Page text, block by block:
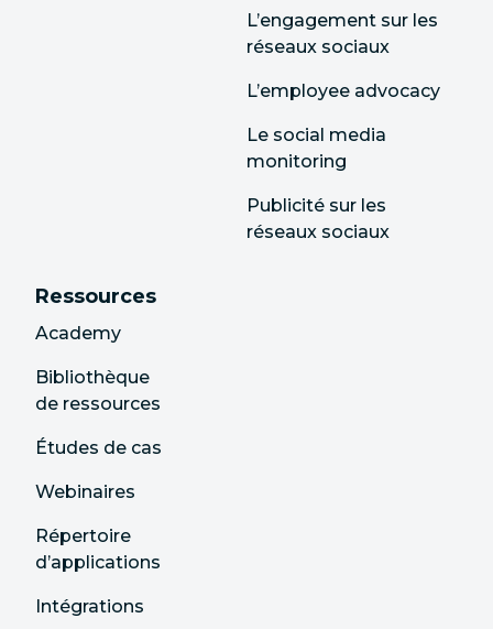
L’engagement sur les
réseaux sociaux
L’employee advocacy
Le social media
monitoring
Publicité sur les
réseaux sociaux
Ressources
Academy
Bibliothèque
de ressources
Études de cas
Webinaires
Répertoire
d’applications
Intégrations